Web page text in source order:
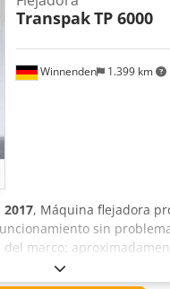
en la superficie de la
puede desplazar sobre
Winnenden 1.399 km
TranspakTP 6000
2017, Máquina flejadora
sin
marco:
de la cinta.
pulsador manual